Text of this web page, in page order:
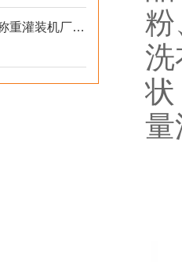
生粉粉末1-200g/袋自动称重灌装机厂家推荐
粉
状
量